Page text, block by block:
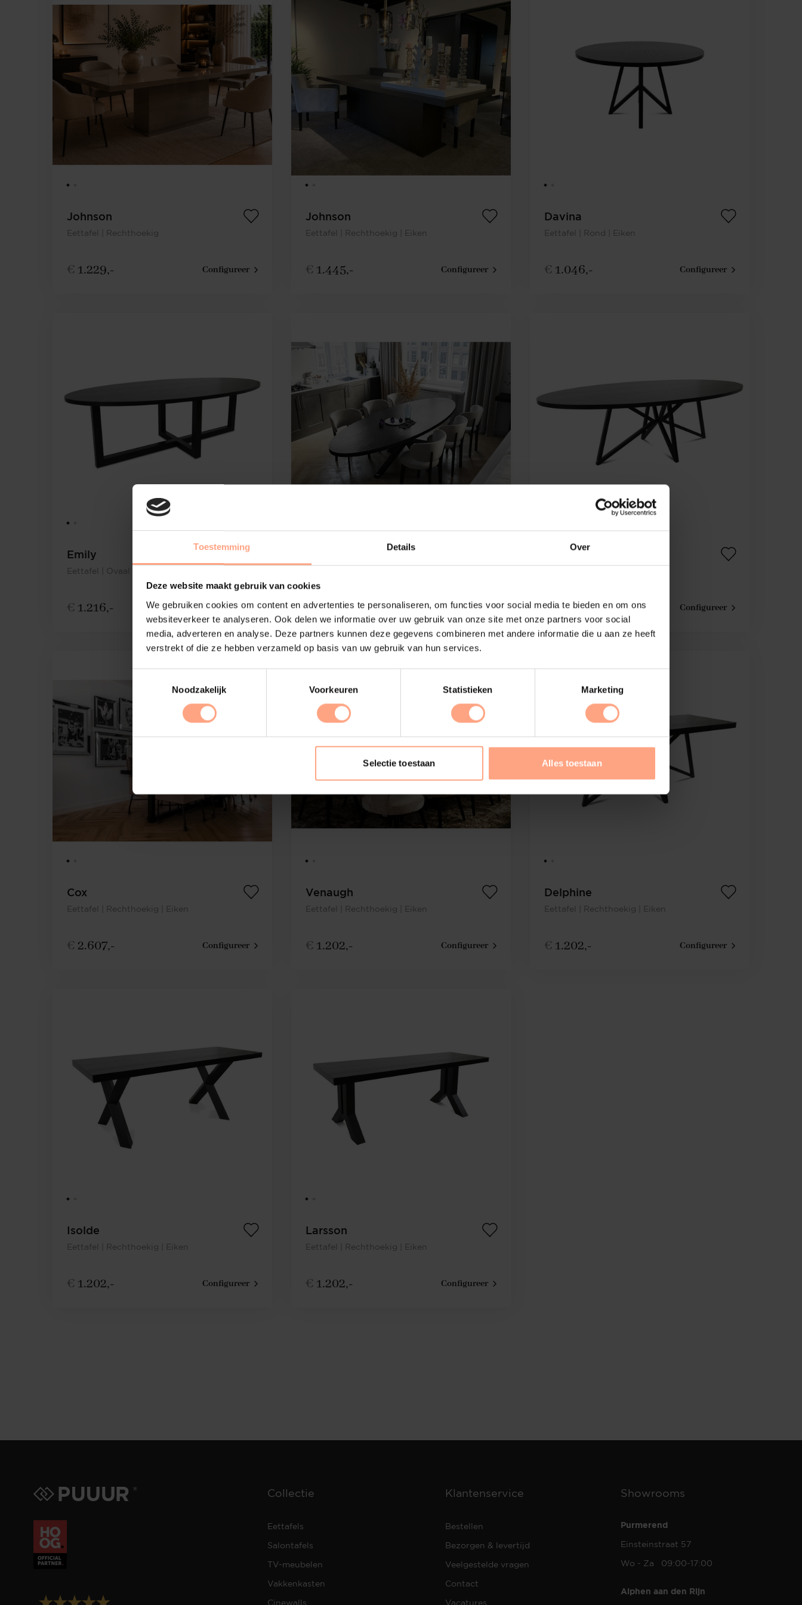
Toestemming Details Over
Deze website maakt gebruik van cookies
We gebruiken cookies om content en advertenties te personaliseren, om functies voor social media te bieden en om ons
websiteverkeer te analyseren. Ook delen we informatie over uw gebruik van onze site met onze partners voor social
media, adverteren en analyse. Deze partners kunnen deze gegevens combineren met andere informatie die u aan ze heeft
verstrekt of die ze hebben verzameld op basis van uw gebruik van hun services.
Noodzakelijk Voorkeuren Statistieken Marketing
Selectie toestaan Alles toestaan
Johnson
Eettafel | Rechthoekig
€ 1.229,- Configureer
Johnson
Eettafel | Rechthoekig | Eiken
€ 1.445,- Configureer
Davina
Eettafel | Rond | Eiken
€ 1.046,- Configureer
Emily
Eettafel | Ovaal | Eiken
€ 1.216,- Configureer €1.216,- Configureer
Philippe
€1.344,- Configureer
Cox
Eettafel | Rechthoekig | Eiken
€ 2.607,- Configureer
Venaugh
Eettafel | Rechthoekig | Eiken
€ 1.202,- Configureer
Delphine
Eettafel | Rechthoekig | Eiken
€ 1.202,- Configureer
Isolde
Eettafel | Rechthoekig | Eiken
€ 1.202,- Configureer
Larsson
Eettafel | Rechthoekig | Eiken
€ 1.202,- Configureer
Collectie
Eettafels
Salontafels
TV-meubelen
Vakkenkasten
Cinewalls
Klantenservice
Bestellen
Bezorgen & levertijd
Veelgestelde vragen
Contact
Vacatures
Showrooms
Purmerend
Einsteinstraat 57
Wo - Za 09:00-17:00
Alphen aan den Rijn